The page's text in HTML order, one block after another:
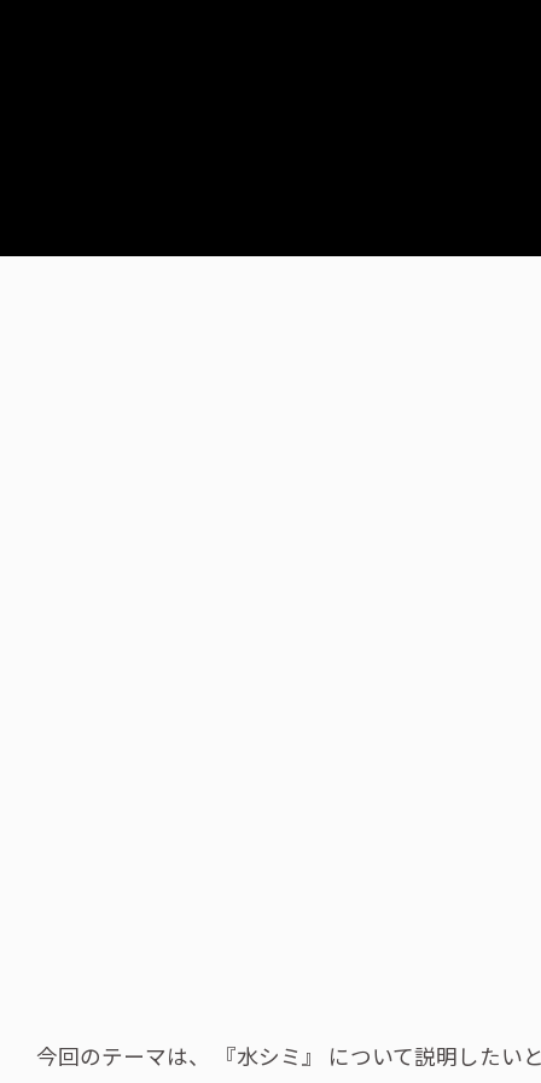
今回のテーマは、 『水シミ』 について説明したいと